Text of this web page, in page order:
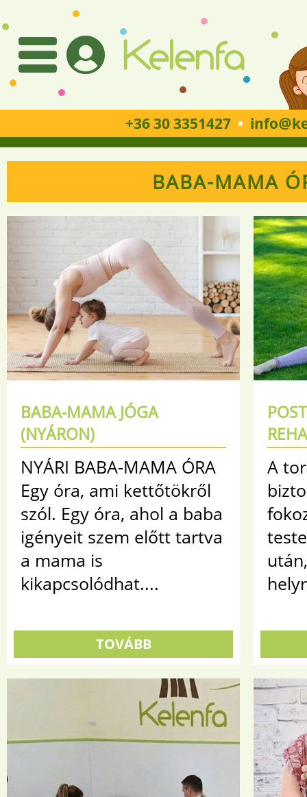
+36 30 3351427 • info
BABA-MAMA
BABA-MAMA JÓGA
(NYÁRON)
NYÁRI BABA-MAMA ÓRA
Egy óra, ami kettőtökről
szól. Egy óra, ahol a baba
igényeit szem előtt tartva
a mama is
kikapcsolódhat....
TOVÁBB
A